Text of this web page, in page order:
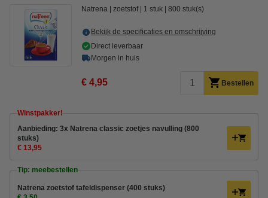
Natrena zoetstof 1 stuk 800 stuk(s)
Bekijk de specificaties en omschrijving
Direct leverbaar
Morgen in huis
€ 4,95 Bestellen
Winstpakker!
Aanbieding: 3x Natrena classic zoetjes navulling (800
stuks)
€ 13,95
Tip: meebestellen
Natrena zoetstof tafeldispenser (400 stuks)